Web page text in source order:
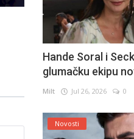
Hande Soral i
glumačku ekipu
Milt Jul 26, 2026 0
Novosti